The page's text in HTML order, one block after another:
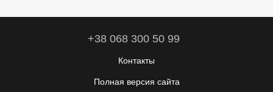
+38 068 300 50 99
Контакты
Полная версия сайта